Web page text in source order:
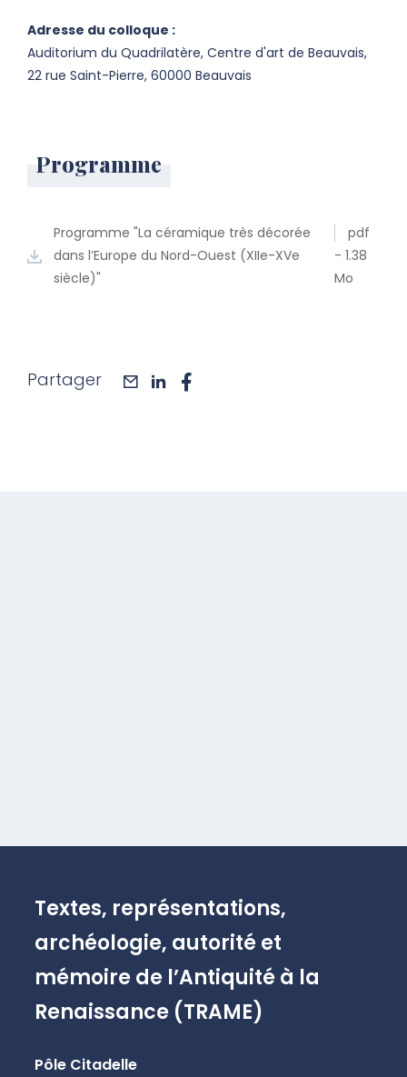
Adresse du colloque :
Auditorium du Quadrilatère, Centre d'art de Beauvais,
22 rue Saint-Pierre, 60000 Beauvais
Programme
Programme "La céramique très décorée
dans l’Europe du Nord-Ouest (XIIe-XVe
siècle)"
pdf
- 1.38
Mo
Partager maillinkedin
Textes, représentations,
archéologie, autorité et
mémoire de l’Antiquité à la
Renaissance (TRAME)
Pôle Citadelle